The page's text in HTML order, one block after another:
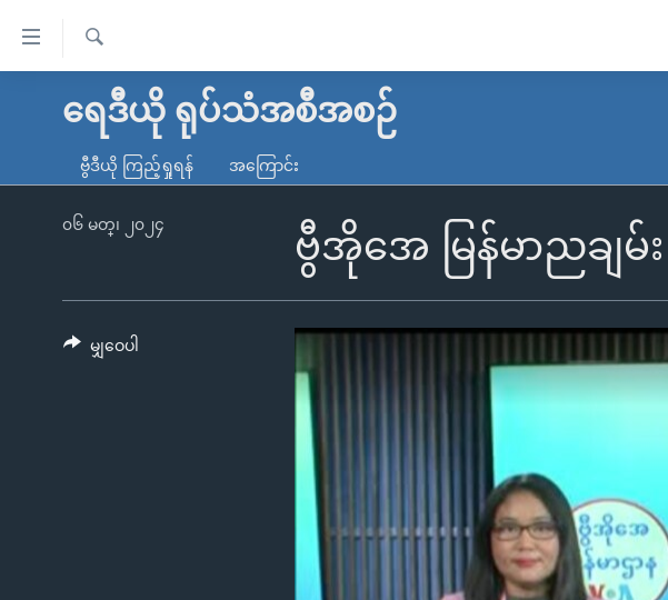
လွယ်ကူ
သည့်
မူလစာမျက်နှာ
ကမ္ဘာ့သတင်းများ
နိုင်ငံတကာ
တရုတ်
အစ္စရေး-ပါလက်စတိုင်း
ရပ်ဝန်းတခု လမ်းတခု အလွန်
အင်္ဂလိပ်စာလေ့လာမယ်
ရ
ရေဒီယို ရုပ်သံအစီအစဉ်
ဗွီဒီယို ကြည့်ရှုရန် အကြောင်း
ဗွီအိုအေ မြန်မာညချ
၀၆ မတ္၊ ၂၀၂၄
မျှဝေပါ